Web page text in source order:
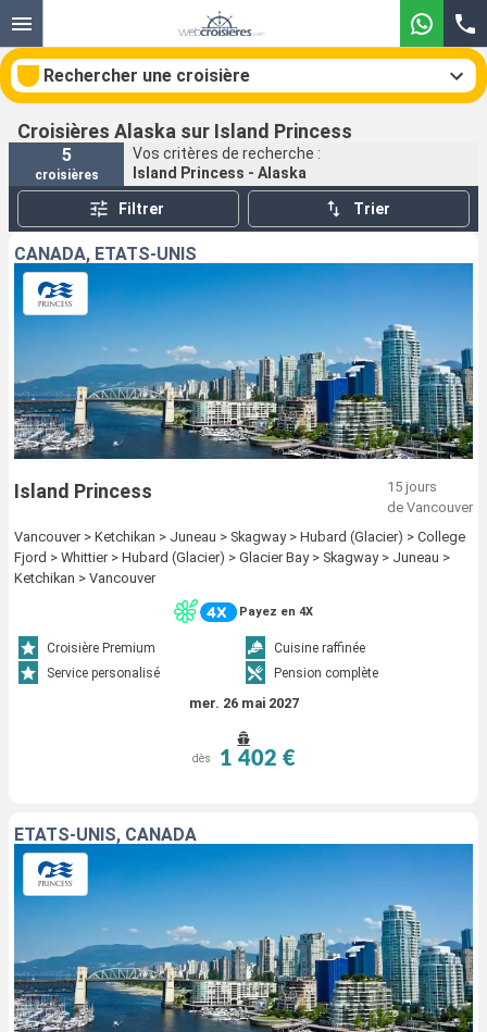
Rechercher une croisière
Nos destinations
Mois de départ
Ports
Rechercher
Croisières Alaska sur Island Princess
5
croisières
Vos critères de recherche :
Island Princess - Alaska
Filtrer Trier
CANADA, ÉTATS-UNIS
Island Princess
15 jours
de Vancouver
Vancouver > Ketchikan > Juneau > Skagway > Hubard (Glacier) > College
Fjord > Whittier > Hubard (Glacier) > Glacier Bay > Skagway > Juneau >
Ketchikan > Vancouver
Payez en 4X
Croisière Premium
Cuisine raffinée
Service personalisé
Pension complète
mer. 26 mai 2027
dès 1 402 €
ÉTATS-UNIS, CANADA